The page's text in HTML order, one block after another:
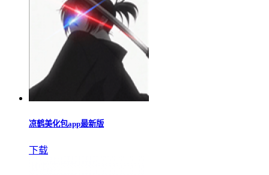
凉鹤美化包app最新版
下载